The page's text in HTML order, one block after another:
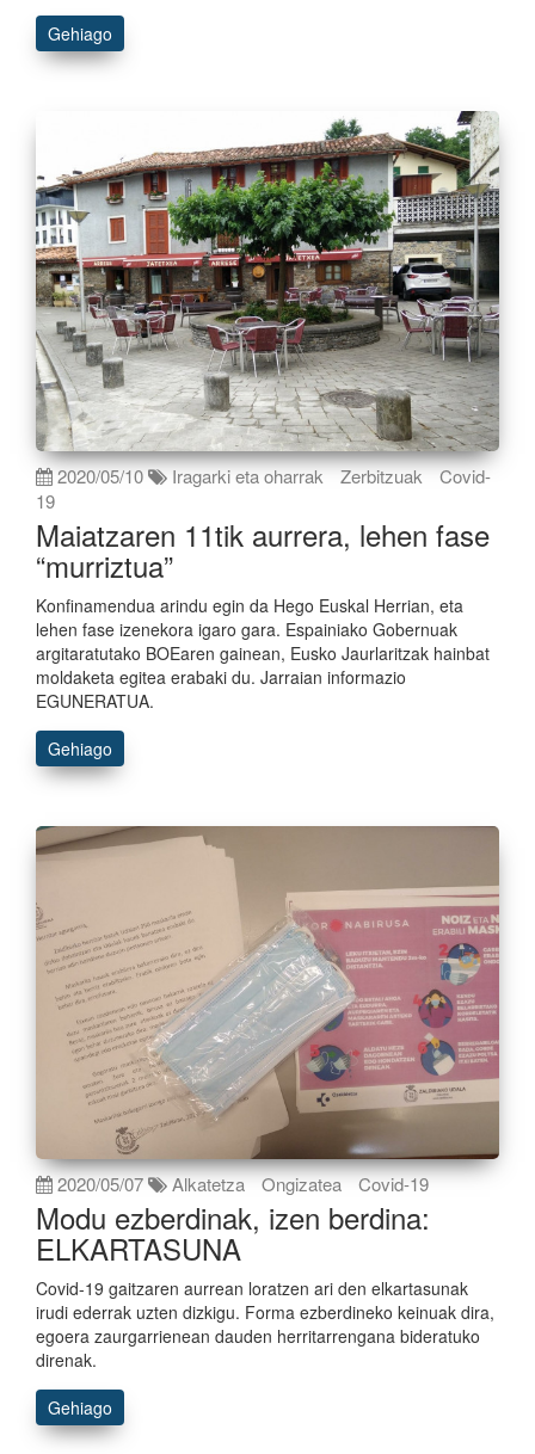
Gehiago
2020/05/10 Iragarki eta oharrak Zerbitzuak
Covid-
19
Maiatzaren 11tik aurrera, lehen fase
“murriztua”
Konfinamendua arindu egin da Hego Euskal Herrian, eta
lehen fase izenekora igaro gara. Espainiako Gobernuak
argitaratutako BOEaren gainean, Eusko Jaurlaritzak hainbat
moldaketa egitea erabaki du. Jarraian informazio
EGUNERATUA.
Gehiago
2020/05/07 Alkatetza Ongizatea Covid-19
Modu ezberdinak, izen berdina:
ELKARTASUNA
Covid-19 gaitzaren aurrean loratzen ari den elkartasunak
irudi ederrak uzten dizkigu. Forma ezberdineko keinuak dira,
egoera zaurgarrienean dauden herritarrengana bideratuko
direnak.
Gehiago